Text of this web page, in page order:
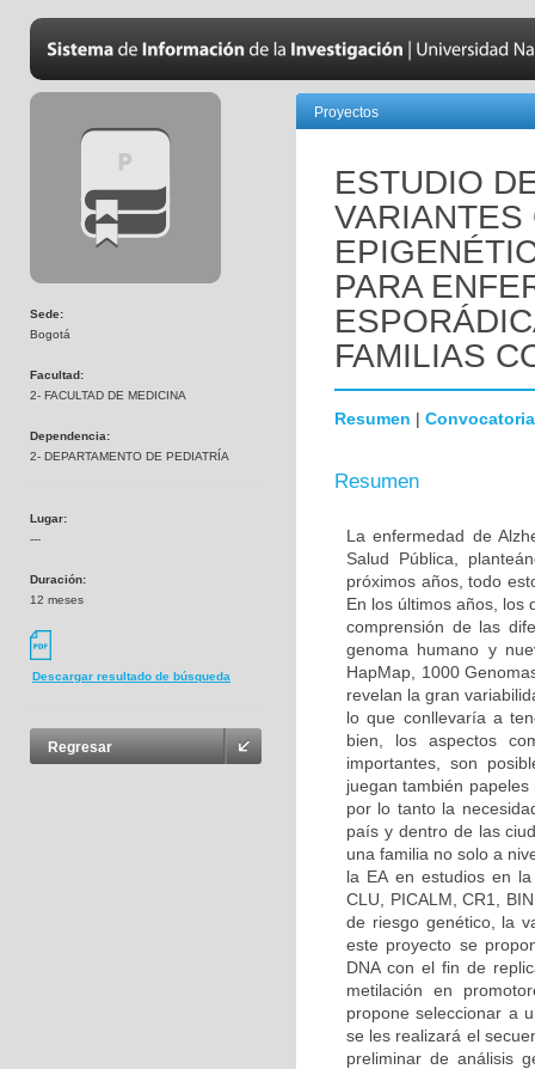
Sede:
Bogotá
Facultad:
2- FACULTAD DE MEDICINA
Dependencia:
2- DEPARTAMENTO DE PEDIATRÍA
Lugar:
---
Duración:
12 meses
Descargar resultado de búsqueda
Regresar
Proyectos
ESTUDIO
VARIANTES
PARA
FAMILIAS
Resumen | Convocatoria
Resumen
La enfermedad de
Salud Pública,
próximos años, todo
En los últimos años, los
comprensión de las
genoma humano y
HapMap, 1000
revelan la gran
lo que conllevaría a
bien, los aspectos
importantes, son
juegan también
por lo tanto la
país y dentro de las
una familia no solo a
la EA en estudios en
CLU, PICALM, CR1,
de riesgo genético, la
este proyecto se
DNA con el fin de
metilación en
propone seleccionar a
se les realizará el
preliminar de análisis